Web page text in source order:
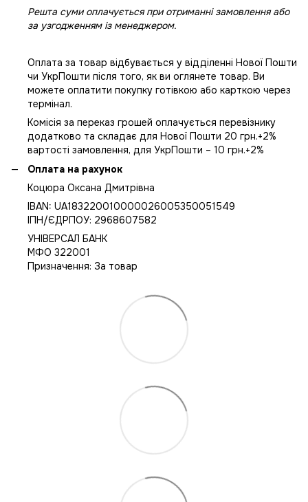
Решта суми оплачується при отриманні замовлення або
за узгодженням із менеджером.
Оплата за товар відбувається у відділенні Нової Пошти
чи УкрПошти після того, як ви оглянете товар. Ви
можете оплатити покупку готівкою або карткою через
термінал.
Комісія за переказ грошей оплачується перевізнику
додатково та складає для Нової Пошти 20 грн.+2%
вартості замовлення, для УкрПошти – 10 грн.+2%
Оплата на рахунок
Коцюра Оксана Дмитрівна
IBAN: UA183220010000026005350051549
IПН/ЄДРПОУ: 2968607582
УНІВЕРСАЛ БАНК
МФО 322001
Призначення: За товар